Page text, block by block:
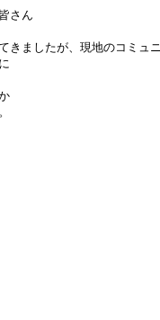
さん
きましたが、現地のコミュ